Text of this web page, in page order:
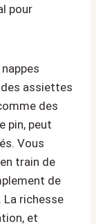
pour
assiettes
des
pin, peut
Vous
train de
de
richesse
et